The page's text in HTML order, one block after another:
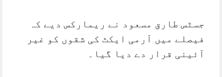
جسٹس طارق مسعود نے ریمارکس دیے کہ
فیصلے میں آرمی ایکٹ کی شقوں کو غیر
آئینی قرار دے دیا گیا۔